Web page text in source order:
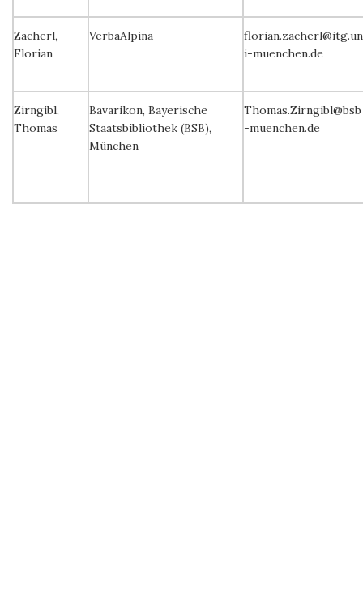
Zacherl,
Florian
VerbaAlpina
florian.zacherl@itg.un
i-muenchen.de
Zirngibl,
Thomas
Bavarikon, Bayerische
Staatsbibliothek (BSB),
München
Thomas.Zirngibl@bsb
-muenchen.de